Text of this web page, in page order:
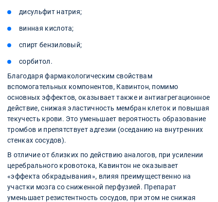
дисульфит натрия;
винная кислота;
спирт бензиловый;
сорбитол.
Благодаря фармакологическим свойствам
вспомогательных компонентов, Кавинтон, помимо
основных эффектов, оказывает также и антиагрегационное
действие, снижая эластичность мембран клеток и повышая
текучесть крови. Это уменьшает вероятность образование
тромбов и препятствует адгезии (оседанию на внутренних
стенках сосудов).
В отличие от близких по действию аналогов, при усилении
церебрального кровотока, Кавинтон не оказывает
«эффекта обкрадывания», влияя преимущественно на
участки мозга со сниженной перфузией. Препарат
уменьшает резистентность сосудов, при этом не снижая